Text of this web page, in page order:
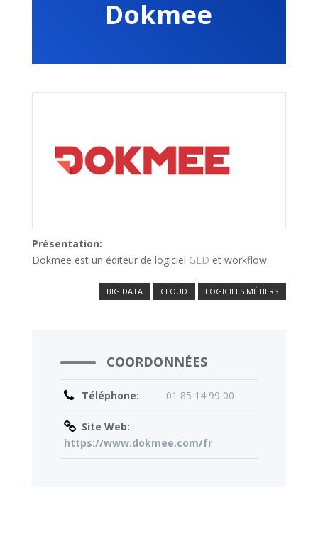
Dokmee
Présentation:
Dokmee est un éditeur de logiciel GED et workflow.
BIG DATA CLOUD LOGICIELS MÉTIERS
COORDONNÉES
Téléphone: 01 85 14 99 00
Site Web:
https://www.dokmee.com/fr